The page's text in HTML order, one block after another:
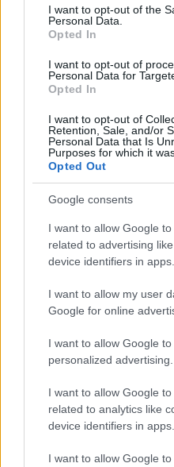
consent section.
I want to opt-out of the
Personal Data.
Opted In
I want to opt-out of
Personal Data for
Opted In
I want to opt-out of
Retention, Sale, and/or
Personal Data that Is
Purposes for which it
Opted Out
Google consents
I want to allow Google
related to advertising
device identifiers in apps.
I want to allow my user
Google for online
I want to allow Google
personalized advertising.
I want to allow Google
related to analytics like
device identifiers in apps.
I want to allow Google
27/
26/
Η
απ'
26/